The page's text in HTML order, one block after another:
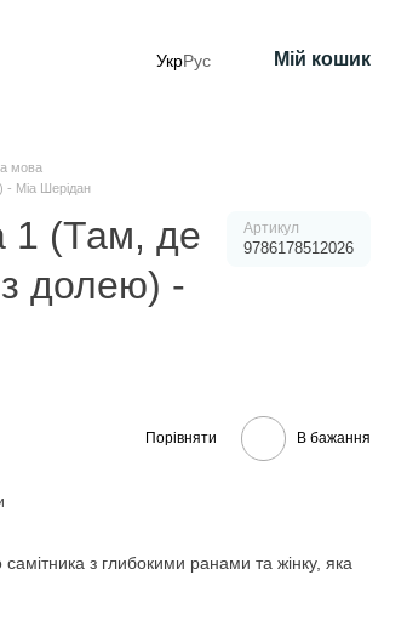
УкрРус Мій кошик
мова
- Міа Шерідан
1 (Там, де
з долею) -
Артикул
9786178512026
Порівняти В бажання
з глибокими ранами та жінку, яка